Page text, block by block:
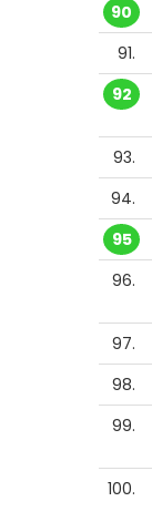
90
91.
92
93.
94.
95
96.
97.
98.
99.
100.